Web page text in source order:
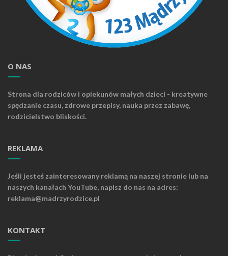
O NAS
Strona dla rodziców i opiekunów małych dzieci - kreatywne
spędzanie czasu, zdrowe przepisy, nauka przez zabawę,
rodzicielstwo bliskości.
REKLAMA
Jeśli jesteś zainteresowany reklamą na naszej stronie lub na
naszych kanałach YouTube, napisz do nas na adres:
reklama@madrzyrodzice.pl
KONTAKT